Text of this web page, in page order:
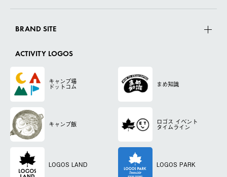
BRAND SITE
ACTIVITY LOGOS
キャンプ場
ドットコム まめ知識
キャンプ飯 ロゴス イベント
タイムライン
LOGOS LAND LOGOS PARK